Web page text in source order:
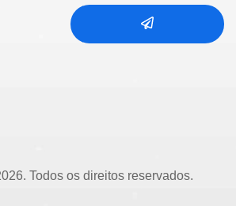
Todos os direitos reservados.